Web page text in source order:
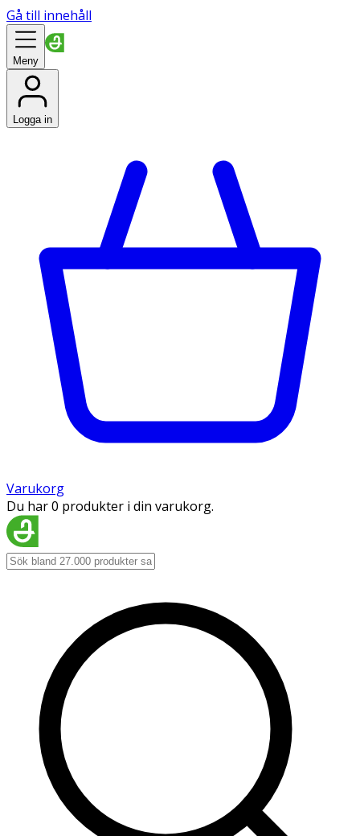
Gå till innehåll
Meny
Logga in
Varukorg
Du har 0 produkter i din varukorg.